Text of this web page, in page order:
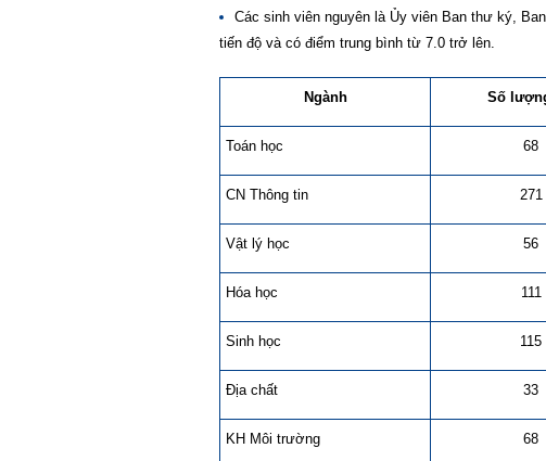
Các sinh viên nguyên là Ủy viên Ban thư ký,
tiến độ và có điểm trung bình từ 7.0 trở lên.
Ngành Số
Toán học 68
CN Thông tin 271
Vật lý học 56
Hóa học 111
Sinh học 115
Địa chất 33
KH Môi trường 68